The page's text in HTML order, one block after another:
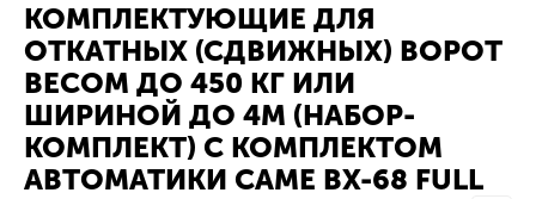
КОМПЛЕКТУЮЩИЕ ДЛЯ
ОТКАТНЫХ (СДВИЖНЫХ) ВОРОТ
ВЕСОМ ДО 450 КГ ИЛИ
ШИРИНОЙ ДО 4М (НАБОР-
КОМПЛЕКТ) С КОМПЛЕКТОМ
АВТОМАТИКИ CAME BX-68 FULL